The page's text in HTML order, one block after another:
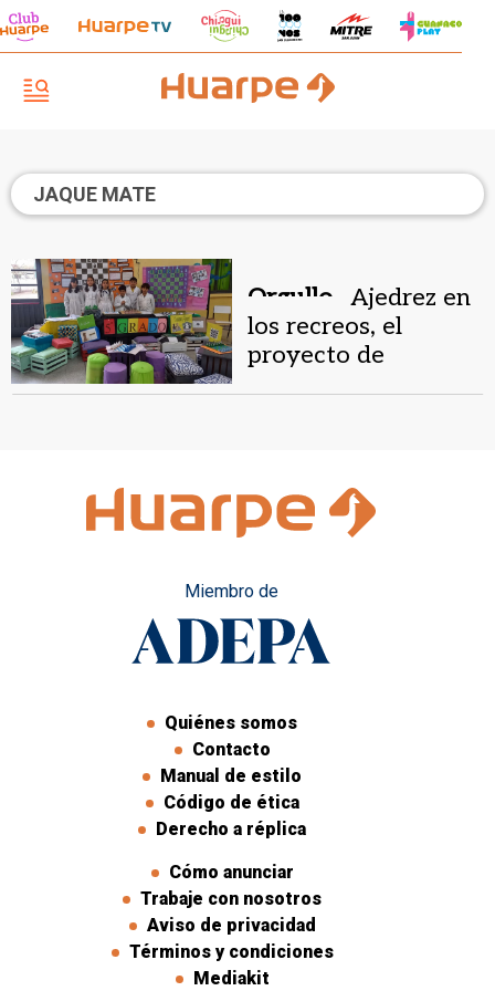
JAQUE MATE
Orgullo .
Ajedrez en
los recreos, el
proyecto de
Miembro de
Quiénes somos
Contacto
Manual de estilo
Código de ética
Derecho a réplica
Cómo anunciar
Trabaje con nosotros
Aviso de privacidad
Términos y condiciones
Mediakit